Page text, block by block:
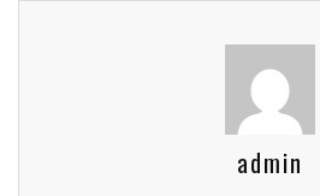
admin